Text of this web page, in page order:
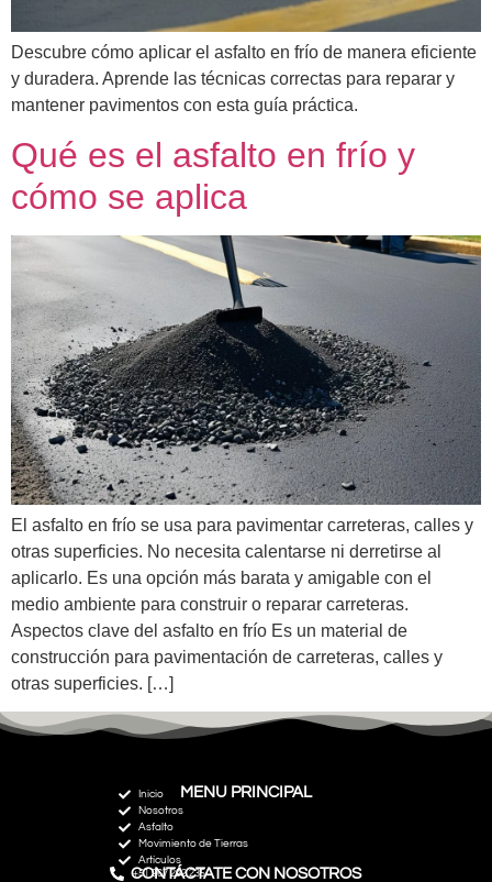
Descubre cómo aplicar el asfalto en frío de manera eficiente
y duradera. Aprende las técnicas correctas para reparar y
mantener pavimentos con esta guía práctica.
Qué es el asfalto en frío y
cómo se aplica
El asfalto en frío se usa para pavimentar carreteras, calles y
otras superficies. No necesita calentarse ni derretirse al
aplicarlo. Es una opción más barata y amigable con el
medio ambiente para construir o reparar carreteras.
Aspectos clave del asfalto en frío Es un material de
construcción para pavimentación de carreteras, calles y
otras superficies. […]
MENU PRINCIPAL
Inicio
Nosotros
Asfalto
Movimiento de Tierras
Artículos
CONTÁCTATE CON NOSOTROS
+51 967 292 235